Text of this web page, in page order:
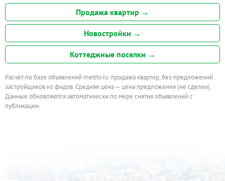
Продажа квартир →
Новостройки →
Коттеджные поселки →
Расчёт по базе объявлений metrtv.ru: продажа квартир, без предложений
застройщиков из фидов. Средняя цена — цена предложения (не сделки).
Данные обновляются автоматически по мере снятия объявлений с
публикации.